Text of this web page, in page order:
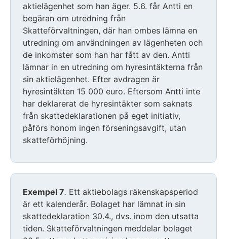
aktielägenhet som han äger. 5.6. får Antti en
begäran om utredning från
Skatteförvaltningen, där han ombes lämna en
utredning om användningen av lägenheten och
de inkomster som han har fått av den. Antti
lämnar in en utredning om hyresintäkterna från
sin aktielägenhet. Efter avdragen är
hyresintäkten 15 000 euro. Eftersom Antti inte
har deklarerat de hyresintäkter som saknats
från skattedeklarationen på eget initiativ,
påförs honom ingen förseningsavgift, utan
skatteförhöjning.
Exempel 7. Ett aktiebolags räkenskapsperiod
är ett kalenderår. Bolaget har lämnat in sin
skattedeklaration 30.4., dvs. inom den utsatta
tiden. Skatteförvaltningen meddelar bolaget